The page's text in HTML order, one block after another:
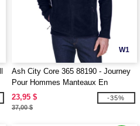
W1
Ash City Core 365 88190 - Journey
Pour Hommes Manteaux En
Molleton Core 365™
23,95 $
37,00 $
-35%